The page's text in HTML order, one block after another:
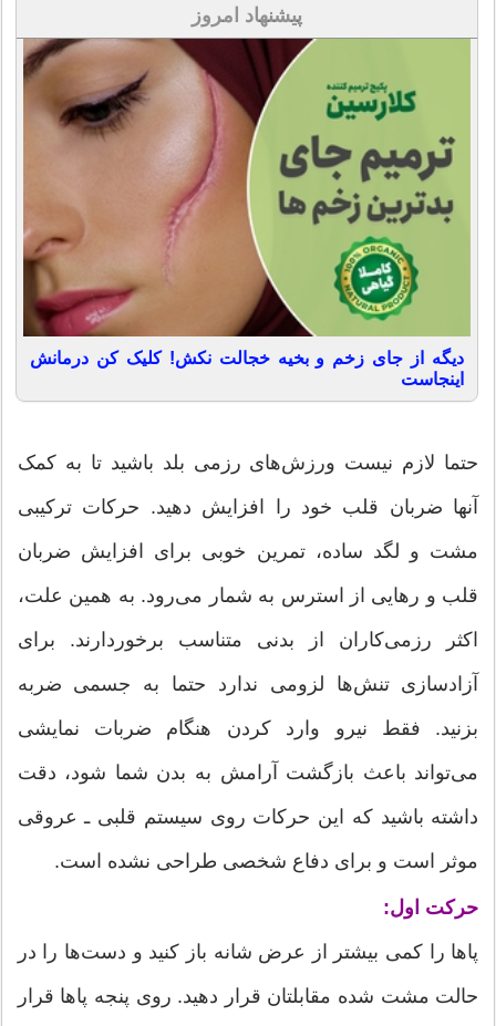
پیشنهاد امروز
دیگه از جای زخم و بخیه خجالت نکش! کلیک کن درمانش
اینجاست
حتما لازم نیست ورزش‌های رزمی بلد باشید تا به کمک
آنها ضربان قلب خود را افزایش دهید. حرکات ترکیبی
مشت و لگد ساده، تمرین خوبی برای افزایش ضربان
قلب و رهایی از استرس به شمار می‌رود. به همین علت،
اکثر رزمی‌کاران از بدنی متناسب برخوردارند. برای
آزاد‌سازی تنش‌ها لزومی ندارد حتما به جسمی ضربه
بزنید. فقط نیرو وارد کردن هنگام ضربات نمایشی
می‌تواند باعث بازگشت آرامش به بدن شما شود، دقت
داشته باشید که این حرکات روی سیستم قلبی ـ عروقی
موثر است و برای دفاع شخصی طراحی نشده است.
حرکت اول:
پاها را کمی بیشتر از عرض شانه باز کنید و دست‌ها را در
حالت مشت شده مقابلتان قرار دهید. روی پنجه پاها قرار